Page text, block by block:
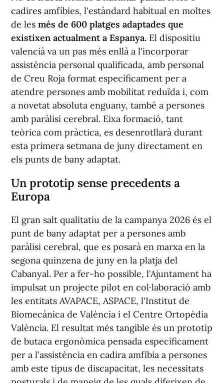
cadires amfíbies, l'estàndard habitual en moltes
de les més de 600 platges adaptades que
existixen actualment a Espanya. El dispositiu
valencià va un pas més enllà a l'incorporar
assistència personal qualificada, amb personal
de Creu Roja format específicament per a
atendre persones amb mobilitat reduïda i, com
a novetat absoluta enguany, també a persones
amb paràlisi cerebral. Eixa formació, tant
teòrica com pràctica, es desenrotllarà durant
esta primera setmana de juny directament en
els punts de bany adaptat.
Un prototip sense precedents a
Europa
El gran salt qualitatiu de la campanya 2026 és el
punt de bany adaptat per a persones amb
paràlisi cerebral, que es posarà en marxa en la
segona quinzena de juny en la platja del
Cabanyal. Per a fer-ho possible, l'Ajuntament ha
impulsat un projecte pilot en col·laboració amb
les entitats AVAPACE, ASPACE, l'Institut de
Biomecànica de València i el Centre Ortopèdia
València. El resultat més tangible és un prototip
de butaca ergonòmica pensada específicament
per a l'assistència en cadira amfíbia a persones
amb este tipus de discapacitat, les necessitats